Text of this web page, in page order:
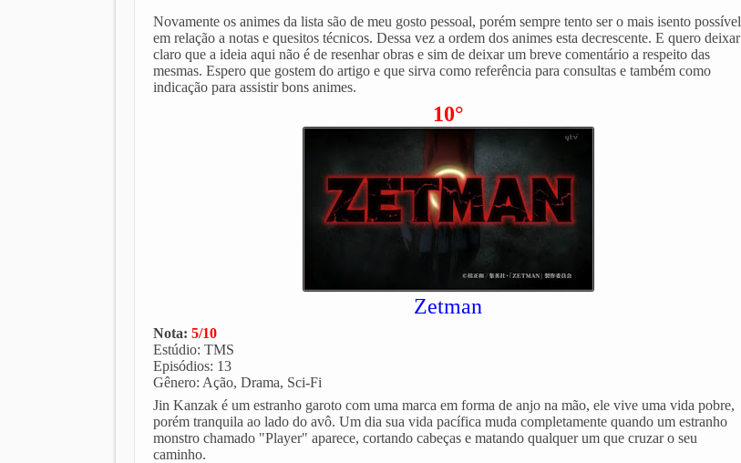
Novamente os animes da lista são de meu gosto pessoal, porém sempre tento ser o mais isento possível
em relação a notas e quesitos técnicos. Dessa vez a ordem dos animes esta decrescente. E quero deixar
claro que a ideia aqui não é de resenhar obras e sim de deixar um breve comentário a respeito das
mesmas. Espero que gostem do artigo e que sirva como referência para consultas e também como
indicação para assistir bons animes.
10°
Zetman
Nota: 5/10
Estúdio: TMS
Episódios: 13
Gênero: Ação, Drama, Sci-Fi
Jin Kanzak é um estranho garoto com uma marca em forma de anjo na mão, ele vive uma vida pobre,
porém tranquila ao lado do avô. Um dia sua vida pacífica muda completamente quando um estranho
monstro chamado "Player" aparece, cortando cabeças e matando qualquer um que cruzar o seu
caminho.